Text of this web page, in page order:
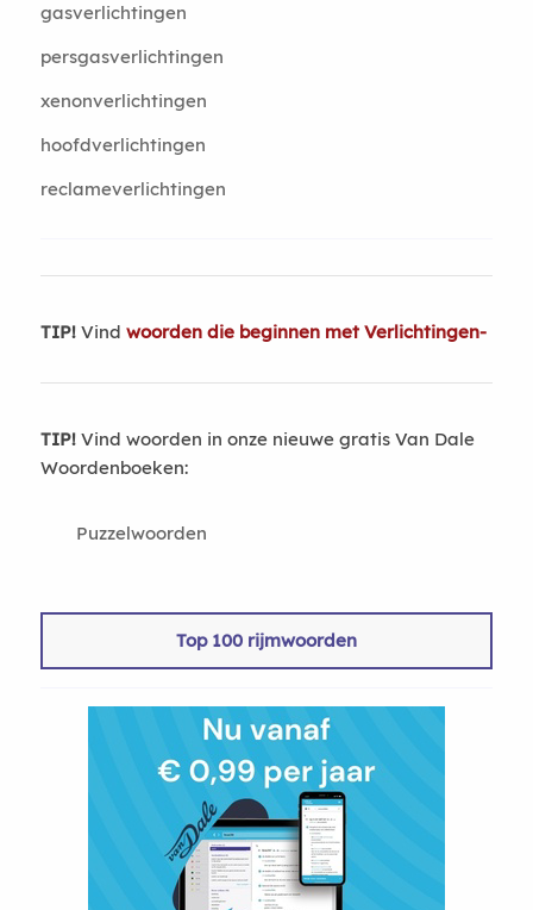
gasverlichtingen
persgasverlichtingen
xenonverlichtingen
hoofdverlichtingen
reclameverlichtingen
TIP!Vind woorden die beginnen met Verlichtingen-
TIP!Vind woorden in onze nieuwe gratis Van Dale
Woordenboeken:
Puzzelwoorden
Top 100 rijmwoorden